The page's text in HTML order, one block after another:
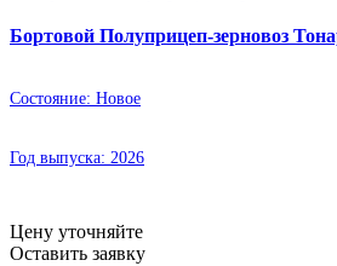
Бортовой Полуприцеп-зерновоз
Состояние: Новое
Год выпуска: 2026
Цену уточняйте
Оставить заявку